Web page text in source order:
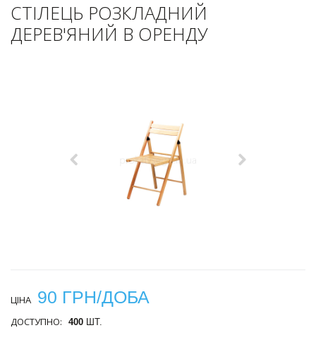
СТІЛЕЦЬ РОЗКЛАДНИЙ
ДЕРЕВ'ЯНИЙ В ОРЕНДУ
ЦІНА 90 ГРН/ДОБА
ДОСТУПНО: 400 ШТ.